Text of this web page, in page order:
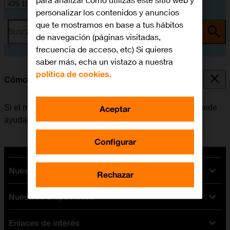
iOS 16.0
Busca por problema o tema
Cómo reiniciar el móvil
Si el móvil funciona muy lentamente o no responde, puede
ayudar el reiniciarlo.
Nuestras tarifas
Tarifas Orange
Tarifas fibra y móvil
Nuestros dispositivos
Ofertas en móviles
Enlaces de interés
personalizar los contenidos y anuncios
que te mostramos en base a tus hábitos
de navegación (páginas visitadas,
frecuencia de acceso, etc) Si quieres
saber más, echa un vistazo a nuestra
política de cookies.
Configurar
Rechazar
Aceptar